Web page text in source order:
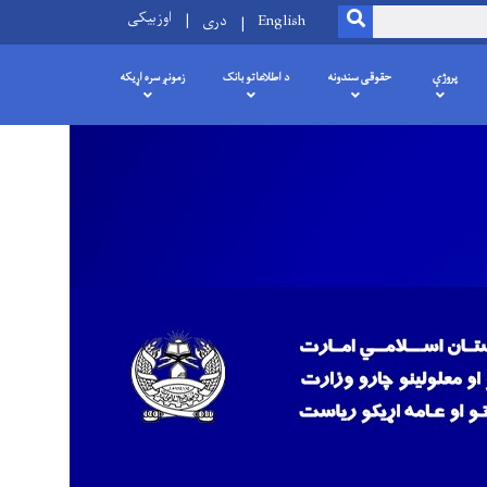
SEARCH
English دری اوزبیکی
پروژې حقوقی سندونه د اطلاعاتو بانک زمونږ سره اړیکه